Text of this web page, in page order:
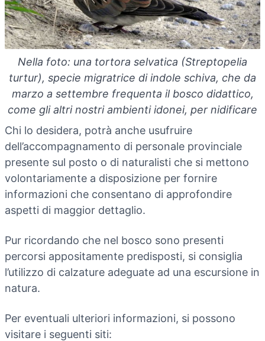
Nella foto: una tortora selvatica (Streptopelia
turtur), specie migratrice di indole schiva, che da
marzo a settembre frequenta il bosco didattico,
come gli altri nostri ambienti idonei, per nidificare
Chi lo desidera, potrà anche usufruire
dell’accompagnamento di personale provinciale
presente sul posto o di naturalisti che si mettono
volontariamente a disposizione per fornire
informazioni che consentano di approfondire
aspetti di maggior dettaglio.
Pur ricordando che nel bosco sono presenti
percorsi appositamente predisposti, si consiglia
l’utilizzo di calzature adeguate ad una escursione in
natura.
Per eventuali ulteriori informazioni, si possono
visitare i seguenti siti: